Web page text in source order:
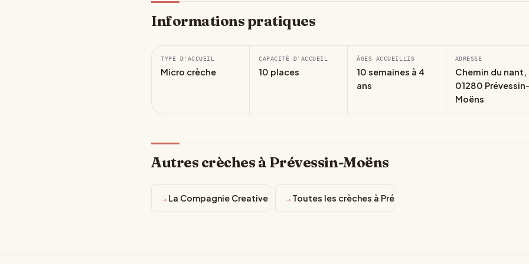
Informations pratiques
TYPE D'ACCUEIL
Micro crèche
CAPACITÉ D'ACCUEIL
10 places
ÂGES ACCUEILLIS
10 semaines à 4
ans
ADRESSE
Chemin du nant,
01280
Moëns
Autres crèches à Prévessin-Moëns
La Compagnie Creative Toutes les crèches à Prévessin-Moëns